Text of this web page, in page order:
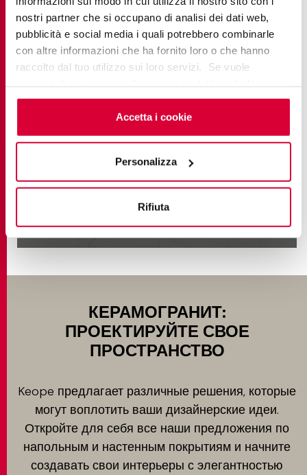
nostri partner che si occupano di analisi dei dati web,
pubblicità e social media i quali potrebbero combinarle
con altre informazioni che ha fornito loro o che hanno
raccolto dal tuo utilizzo sui loro servizi. Se vuole
cookieclicchi qui. Il consenso può essere espresso
cliccando sul tasto “Accetta i cookie”. Se non vuole i
cookie di profilazione può negare il consenso sul tasto
Accetta i cookie
Personalizza
Rifiuta
ELEMENTS LUX
Classic Marble
УЗНАТЬ БОЛЬШЕ
КЕРАМОГРАНИТ:
ПРОЕКТИРУЙТЕ СВОЕ
ПРОСТРАНСТВО
Keope предлагает различные решения, которые
могут воплотить ваши дизайнерские идеи.
Откройте для себя все наши предложения по
напольным и настенным покрытиям и начните
создавать свои интерьеры с элегантностью